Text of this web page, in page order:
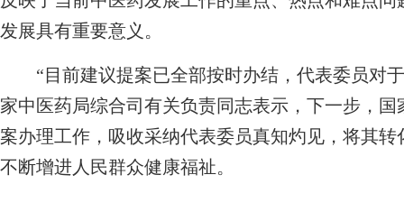
发展具有重要意义。
“目前建议提案已全部按时办结，代表委员对于
家中医药局综合司有关负责同志表示，下一步，
案办理工作，吸收采纳代表委员真知灼见，将其
不断增进人民群众健康福祉。